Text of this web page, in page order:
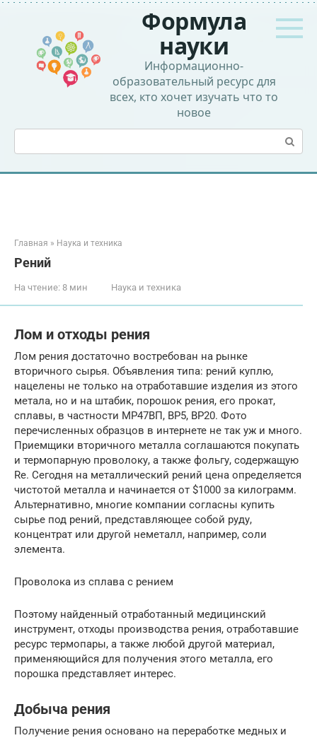
Перейти
контенту
Формула
науки
Информационно-
образовательный ресурс для
всех, кто хочет изучать что то
новое
Поиск:
Главная » Наука и техника
Рений
На чтение: 8 мин Наука и техника
Лом и отходы рения
Лом рения достаточно востребован на рынке
вторичного сырья. Объявления типа: рений куплю,
нацелены не только на отработавшие изделия из этого
метала, но и на штабик, порошок рения, его прокат,
сплавы, в частности МР47ВП, ВР5, ВР20. Фото
перечисленных образцов в интернете не так уж и много.
Приемщики вторичного металла соглашаются покупать
и термопарную проволоку, а также фольгу, содержащую
Re. Сегодня на металлический рений цена определяется
чистотой металла и начинается от $1000 за килограмм.
Альтернативно, многие компании согласны купить
сырье под рений, представляющее собой руду,
концентрат или другой неметалл, например, соли
элемента.
Проволока из сплава с рением
Поэтому найденный отработанный медицинский
инструмент, отходы производства рения, отработавшие
ресурс термопары, а также любой другой материал,
применяющийся для получения этого металла, его
порошка представляет интерес.
Добыча рения
Получение рения основано на переработке медных и